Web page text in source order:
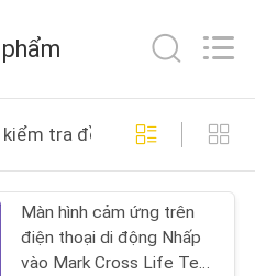
tra khả
342
kiểm tra đồ chơi
Màn hình cảm ứng trên
điện thoại di động Nhấp
vào Mark Cross Life Test